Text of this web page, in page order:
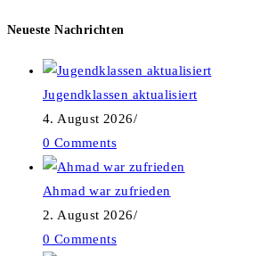
Neueste Nachrichten
Jugendklassen aktualisiert
4. August 2026/
0 Comments
Ahmad war zufrieden
2. August 2026/
0 Comments